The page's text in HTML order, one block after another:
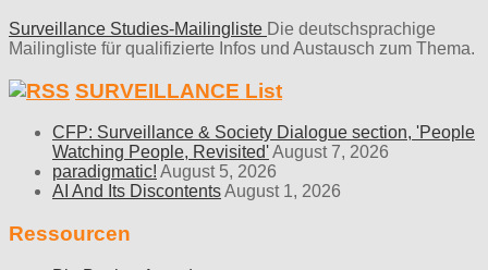
Surveillance Studies-Mailingliste Die deutschsprachige
Mailingliste für qualifizierte Infos und Austausch zum Thema.
SURVEILLANCE List
CFP: Surveillance & Society Dialogue section, 'People
Watching People, Revisited'August 7, 2026
paradigmatic! August 5, 2026
AI And Its DiscontentsAugust 1, 2026
Ressourcen